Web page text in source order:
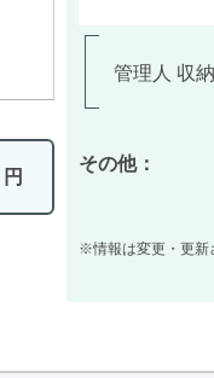
円
管理人 収
その他：
※情報は変更・更新